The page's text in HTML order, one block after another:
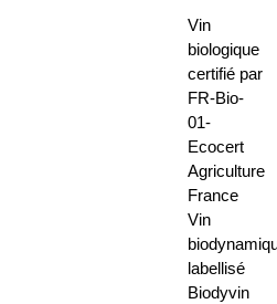
Vin
biologique
certifié par
FR-Bio-
01-
Ecocert
Agriculture
France
Vin
labellisé
Biodyvin